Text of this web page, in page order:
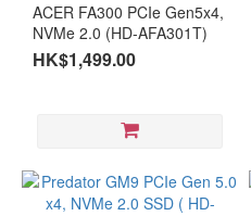
ACER FA300 PCIe Gen5x4,
NVMe 2.0 (HD-AFA301T)
HK$1,499.00